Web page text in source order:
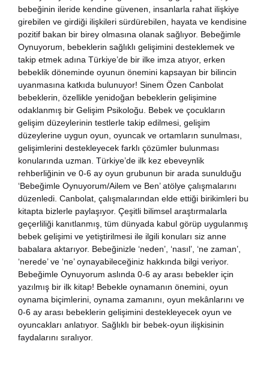
Kişisel Gelişim
Psikoloji
Siyasi
Tarih
bebeğinin ileride kendine güvenen, insanlarla rahat ilişkiye
girebilen ve girdiği ilişkileri sürdürebilen, hayata ve kendisine
pozitif bakan bir birey olmasına olanak sağlıyor. Bebeğimle
Oynuyorum, bebeklerin sağlıklı gelişimini desteklemek ve
takip etmek adına Türkiye’de bir ilke imza atıyor, erken
bebeklik döneminde oyunun önemini kapsayan bir bilincin
uyanmasına katkıda bulunuyor! Sinem Özen Canbolat
bebeklerin, özellikle yenidoğan bebeklerin gelişimine
odaklanmış bir Gelişim Psikoloğu. Bebek ve çocukların
gelişim düzeylerinin testlerle takip edilmesi, gelişim
düzeylerine uygun oyun, oyuncak ve ortamların sunulması,
gelişimlerini destekleyecek farklı çözümler bulunması
konularında uzman. Türkiye’de ilk kez ebeveynlik
rehberliğinin ve 0-6 ay oyun grubunun bir arada sunulduğu
‘Bebeğimle Oynuyorum/Ailem ve Ben’ atölye çalışmalarını
düzenledi. Canbolat, çalışmalarından elde ettiği birikimleri bu
kitapta bizlerle paylaşıyor. Çeşitli bilimsel araştırmalarla
geçerliliği kanıtlanmış, tüm dünyada kabul görüp uygulanmış
bebek gelişimi ve yetiştirilmesi ile ilgili konuları siz anne
babalara aktarıyor. Bebeğinizle ‘neden’, ‘nasıl’, ‘ne zaman’,
‘nerede’ ve ‘ne’ oynayabileceğiniz hakkında bilgi veriyor.
Bebeğimle Oynuyorum aslında 0-6 ay arası bebekler için
yazılmış bir ilk kitap! Bebekle oynamanın önemini, oyun
oynama biçimlerini, oynama zamanını, oyun mekânlarını ve
0-6 ay arası bebeklerin gelişimini destekleyecek oyun ve
oyuncakları anlatıyor. Sağlıklı bir bebek-oyun ilişkisinin
faydalarını sıralıyor.